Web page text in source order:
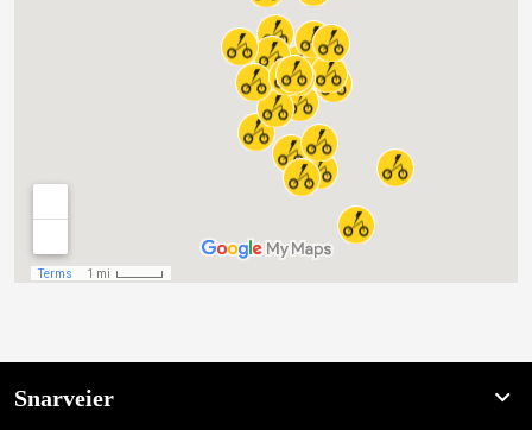
Snarveier